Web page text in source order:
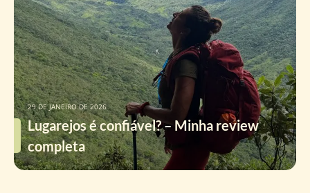
Lugarejos é confiável? – Minha review
completa
29 DE JANEIRO DE 2026